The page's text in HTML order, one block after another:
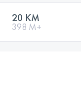
20 KM
398 M+